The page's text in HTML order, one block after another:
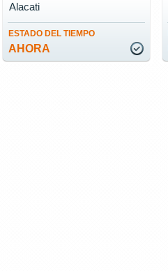
ESTADO DEL TIEMPO
AHORA
Alacati